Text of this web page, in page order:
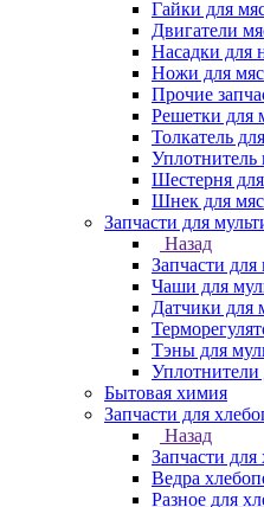
Гайки для
Двигатели
Насадки для
Ножи для
Прочие
Решетки для
Толкатель
Уплотнитель
Шестерня
Шнек для
Запчасти для
Назад
Запчасти для
Чаши для
Датчики для
Тэны для
Уплотнители
Бытовая химия
Запчасти для
Назад
Запчасти для
Ведра
Разное для